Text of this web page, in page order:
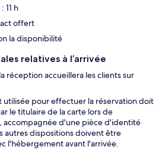
11 h
offert
la disponibilité
relatives à l’arrivée
réception accueillera les clients sur
utilisée pour effectuer la réservation doit
le titulaire de la carte lors de
accompagnée d'une pièce d'identité
autres dispositions doivent être
l'hébergement avant l'arrivée.